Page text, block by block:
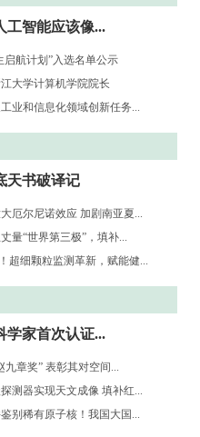
工智能应该像...
启航计划”入选名单公示
大学计算机学院院长
业和信息化领域创新任务...
天书破译记
厄尔尼诺效应 加剧南亚夏...
量“世界第三极”，填补...
超细颗粒监测革新，赋能健...
学家首次认证...
九章奖” 表彰其对空间...
测器实现天文成像 填补红...
别稀有原子核！我国大国...